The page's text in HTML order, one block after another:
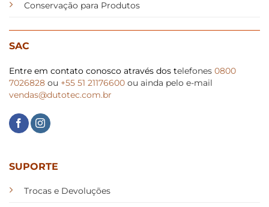
Conservação para Produtos
SAC
Entre em contato conosco através dos telefones 0800
7026828 ou +55 51 21176600 ou ainda pelo e-mail
vendas@dutotec.com.br
SUPORTE
Trocas e Devoluções